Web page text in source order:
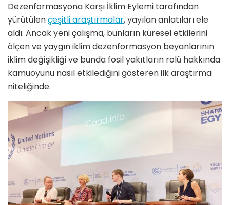
Dezenformasyona Karşı İklim Eylemi tarafından
yürütülençeşitli araştırmalar, yayılan anlatıları ele
aldı. Ancak yeni çalışma, bunların küresel etkilerini
ölçen ve yaygın iklim dezenformasyon beyanlarının
iklim değişikliği ve bunda fosil yakıtların rolü hakkında
kamuoyunu nasıl etkilediğini gösteren ilk araştırma
niteliğinde.